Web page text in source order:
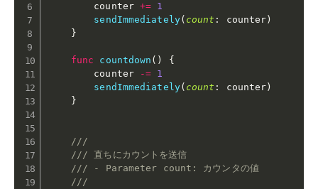
        counter
+= 1
sendImmediately( count : counter )
}
func countdown ( )
{
        counter
-= 1
sendImmediately( count : counter )
}
///
/// 直ちにカウントを送信
/// - Parameter count: カウンタの値
///